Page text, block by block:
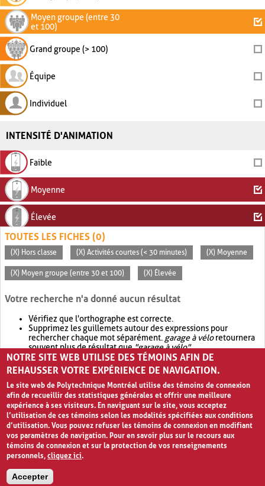
Moyen groupe (entre 30
et 100)
Grand groupe (> 100)
Équipe
Individuel
INTENSITÉ D'ANIMATION
Faible
Moyenne
Élevée
TOUTES LES FICHES (0)
(X) Hors classe (X) Activités courtes (< 30 minutes) (X) Moyenne
(X) Moyen groupe (entre 30 et 100) (X) Élevée
Votre recherche n'a donné aucun résultat
Vérifiez que l'orthographe est correcte.
Supprimez les guillemets autour des expressions pour
rechercher chaque mot séparément. garage à véloretournera
souvent plus de résultat que"garage à vélo".
Envisagez d'élargir votre recherche avec OR.garage OR vélo
retournera souvent plus de résultat quegarage à vélo
NOTRE SITE WEB UTILISE DES TÉMOINS AFIN DE
REHAUSSER VOTRE EXPÉRIENCE DE NAVIGATION.
Le site web de Polytechnique Montréal utilise des témoins de connexion
afin de recueillir des statistiques générales et offrir une meilleure
expérience à ses visiteurs. En naviguant sur le site, vous acceptez
l’utilisation de ces témoins selon les modalités spécifiées aux conditions
d’utilisation. Vous pouvez refuser les témoins de connexion en modifiant
vos paramètres de navigation. Pour en savoir plus sur le recours aux
témoins de connexion et sur la protection de vos renseignements
personnels,cliquez ici.
Accepter